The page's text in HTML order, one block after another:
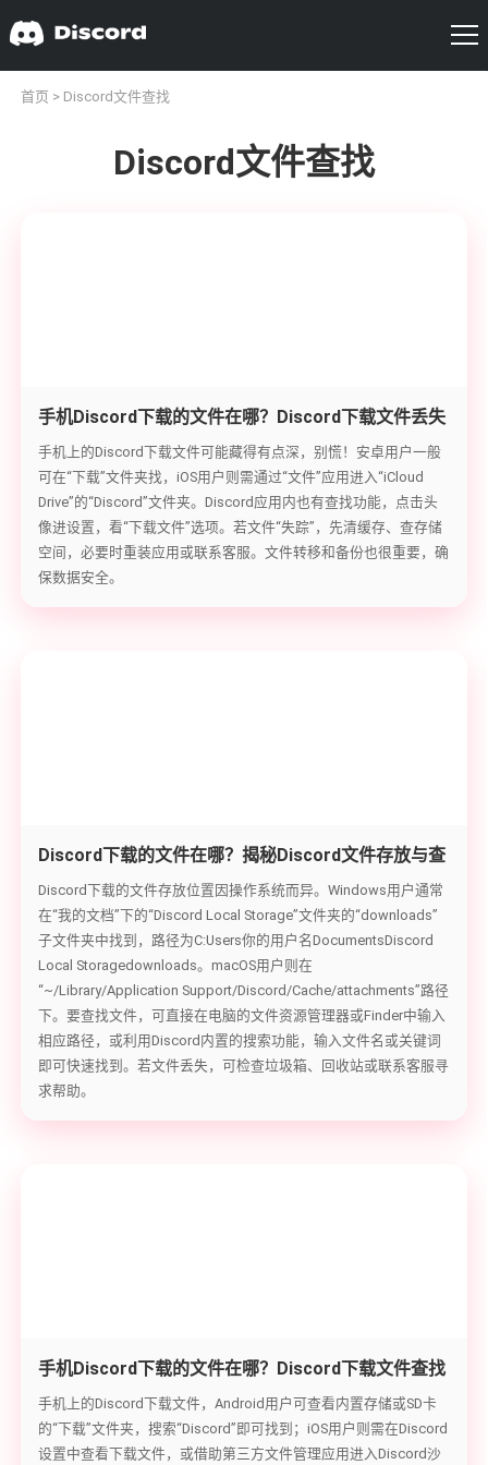
首页 > Discord文件查找
Discord文件查找
手机Discord下载的文件在哪？Discord下载文件丢失
查找指南
手机上的Discord下载文件可能藏得有点深，别慌！安卓用户一般
可在“下载”文件夹找，iOS用户则需通过“文件”应用进入“iCloud
Drive”的“Discord”文件夹。Discord应用内也有查找功能，点击头
像进设置，看“下载文件”选项。若文件“失踪”，先清缓存、查存储
空间，必要时重装应用或联系客服。文件转移和备份也很重要，确
保数据安全。
Discord下载的文件在哪？揭秘Discord文件存放与查
找路径
Discord下载的文件存放位置因操作系统而异。Windows用户通常
在“我的文档”下的“Discord Local Storage”文件夹的“downloads”
子文件夹中找到，路径为C:Users你的用户名DocumentsDiscord
Local Storagedownloads。macOS用户则在
“~/Library/Application Support/Discord/Cache/attachments”路径
下。要查找文件，可直接在电脑的文件资源管理器或Finder中输入
相应路径，或利用Discord内置的搜索功能，输入文件名或关键词
即可快速找到。若文件丢失，可检查垃圾箱、回收站或联系客服寻
求帮助。
手机Discord下载的文件在哪？Discord下载文件查找
攻略
手机上的Discord下载文件，Android用户可查看内置存储或SD卡
的“下载”文件夹，搜索“Discord”即可找到；iOS用户则需在Discord
设置中查看下载文件，或借助第三方文件管理应用进入Discord沙